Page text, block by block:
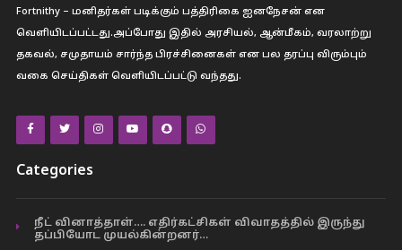
Fortnithy – மனிதர்கள் படிக்கும் பத்திரிகை ஐனநேசன் என
வெளியிடப்பட்டது.அப்போது இதில் அரசியல், ஆன்மீகம், வரலாற்று
தகவல், சமுதாயம் சார்ந்த பிரச்சினைகள் என பல தரப்பு விரும்பும்
வகை செய்திகள் வெளியிடப்பட்டு வந்தது.
Categories
நீட் வினாத்தாள்…. எதிர்கட்சிகள் விவாதத்தில் இருந்து
தப்பியோட முயல்கின்றனர்…